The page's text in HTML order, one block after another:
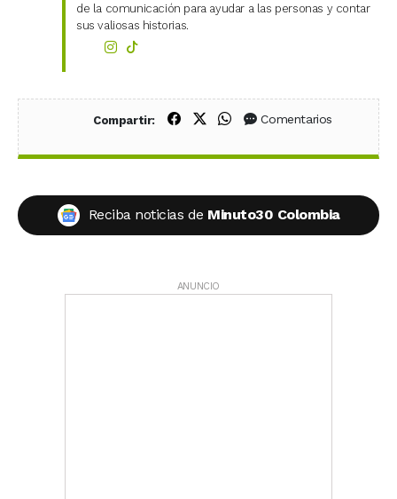
de la comunicación para ayudar a las personas y contar
sus valiosas historias.
Compartir: Compartir en Facebook
Compartir en X (Twitter)
Compartir en WhatsApp
Comentarios
Reciba noticias de Minuto30 Colombia
ANUNCIO